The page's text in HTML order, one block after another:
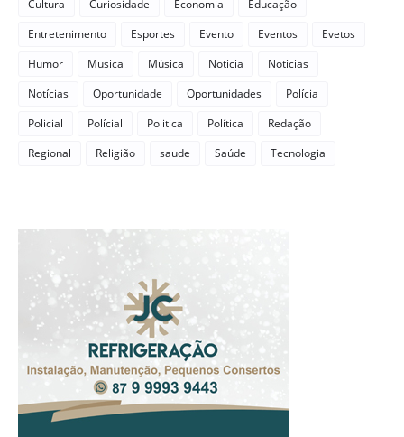
Cultura Curiosidade Economia
Educação
Entretenimento
Esportes Evento Eventos
Evetos
Humor
Musica Música Noticia
Noticias
Notícias
Oportunidade Oportunidades
Polícia
Policial
Polícial Politica Política
Redação
Regional
Religião saude Saúde Tecnologia